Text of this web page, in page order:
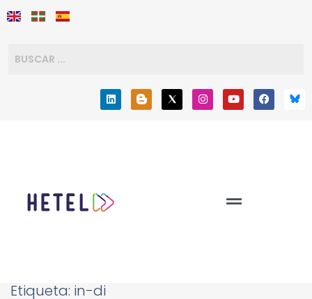
Etiqueta: in-di